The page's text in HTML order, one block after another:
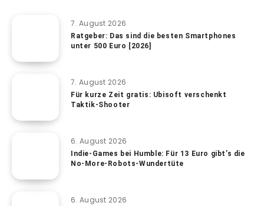
7. August 2026
Ratgeber: Das sind die besten Smartphones
unter 500 Euro [2026]
7. August 2026
Für kurze Zeit gratis: Ubisoft verschenkt
Taktik-Shooter
6. August 2026
Indie-Games bei Humble: Für 13 Euro gibt’s die
No-More-Robots-Wundertüte
6. August 2026